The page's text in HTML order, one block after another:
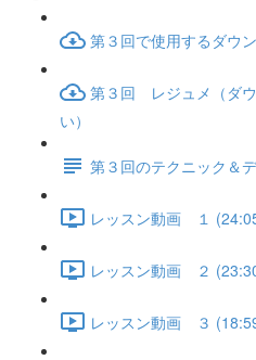
第３回で使用するダウ
第３回 レジュメ（ダ
い）
第３回のテクニック＆
レッスン動画 １
レッスン動画 ２
レッスン動画 ３